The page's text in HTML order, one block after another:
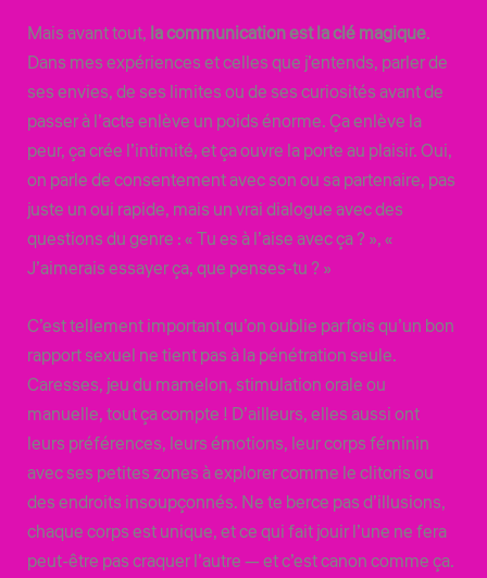
Mais avant tout, la communication est la clé magique.
Dans mes expériences et celles que j’entends, parler de
ses envies, de ses limites ou de ses curiosités avant de
passer à l’acte enlève un poids énorme. Ça enlève la
peur, ça crée l’intimité, et ça ouvre la porte au plaisir. Oui,
on parle de consentement avec son ou sa partenaire, pas
juste un oui rapide, mais un vrai dialogue avec des
questions du genre : « Tu es à l’aise avec ça ? », «
J’aimerais essayer ça, que penses-tu ? »
C’est tellement important qu’on oublie parfois qu’un bon
rapport sexuel ne tient pas à la pénétration seule.
Caresses, jeu du mamelon, stimulation orale ou
manuelle, tout ça compte ! D’ailleurs, elles aussi ont
leurs préférences, leurs émotions, leur corps féminin
avec ses petites zones à explorer comme le clitoris ou
des endroits insoupçonnés. Ne te berce pas d’illusions,
chaque corps est unique, et ce qui fait jouir l’une ne fera
peut-être pas craquer l’autre — et c’est canon comme ça.